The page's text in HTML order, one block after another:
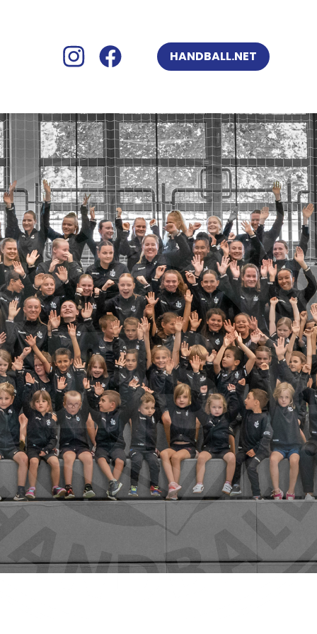
Social Media HANDBALL.NET